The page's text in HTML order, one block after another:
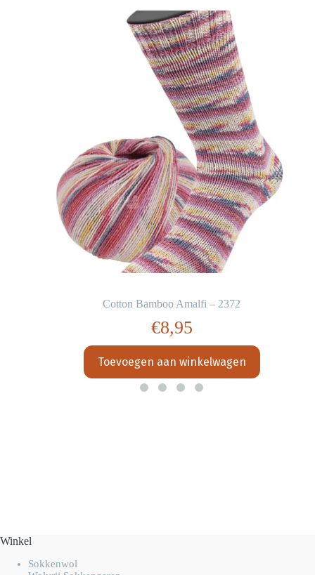
Cotton Bamboo Amalfi – 2372
€8,95
Toevoegen aan winkelwagen
Winkel
Sokkenwol